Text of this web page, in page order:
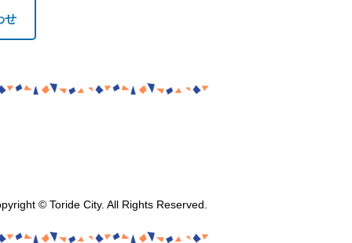
せ
© Toride City. All Rights Reserved.